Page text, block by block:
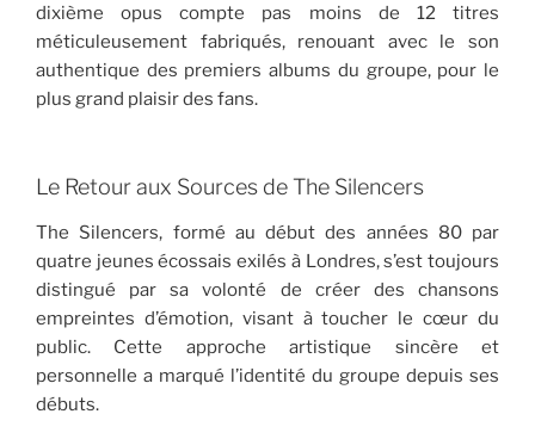
dixième opus compte pas moins de 12 titres
méticuleusement fabriqués, renouant avec le son
authentique des premiers albums du groupe, pour le
plus grand plaisir des fans.
Le Retour aux Sources de The Silencers
The Silencers, formé au début des années 80 par
quatre jeunes écossais exilés à Londres, s’est toujours
distingué par sa volonté de créer des chansons
empreintes d’émotion, visant à toucher le cœur du
public. Cette approche artistique sincère et
personnelle a marqué l’identité du groupe depuis ses
débuts.